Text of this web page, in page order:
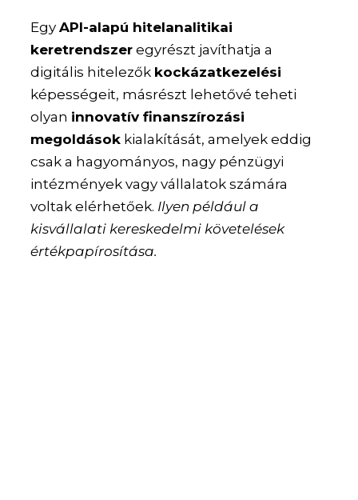
EgyAPI-alapú hitelanalitikai
keretrendszer egyrészt javíthatja a
digitális hitelezők kockázatkezelési
képességeit, másrészt lehetővé teheti
olyan innovatív finanszírozási
megoldások kialakítását, amelyek eddig
csak a hagyományos, nagy pénzügyi
intézmények vagy vállalatok számára
voltak elérhetőek. Ilyen például a
kisvállalati kereskedelmi követelések
értékpapírosítása.